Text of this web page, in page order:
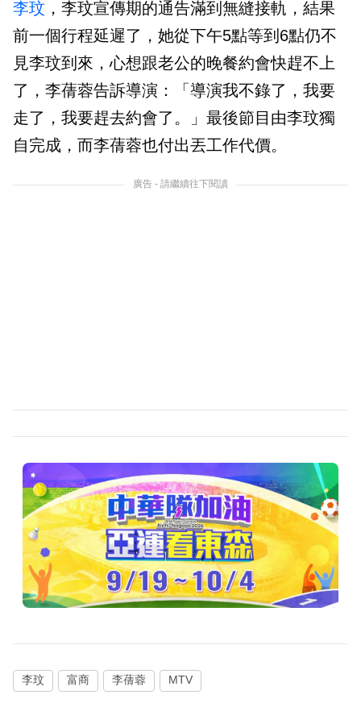
李玟 ，李玟宣傳期的通告滿到無縫接軌，結果
前一個行程延遲了，她從下午5點等到6點仍不
見李玟到來，心想跟老公的晚餐約會快趕不上
了，李蒨蓉告訴導演：「導演我不錄了，我要
走了，我要趕去約會了。」最後節目由李玟獨
自完成，而李蒨蓉也付出丟工作代價。
廣告 - 請繼續往下閱讀
李玟 富商 李蒨蓉 MTV